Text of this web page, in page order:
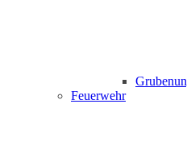
Feuerwehr